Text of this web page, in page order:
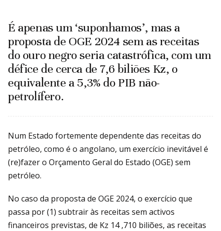
É apenas um ‘suponhamos’, mas a
proposta de OGE 2024 sem as receitas
do ouro negro seria catastrófica, com um
défice de cerca de 7,6 biliões Kz, o
equivalente a 5,3% do PIB não-
petrolífero.
Num Estado fortemente dependente das receitas do
petróleo, como é o angolano, um exercício inevitável é
(re)fazer o Orçamento Geral do Estado (OGE) sem
petróleo.
No caso da proposta de OGE 2024, o exercício que
passa por (1) subtrair às receitas sem activos
financeiros previstas, de Kz 14 ,710 biliões, as receitas